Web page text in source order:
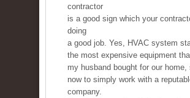
contractor
is a good sign which your
doing
a good job. Yes, HVAC system
the most expensive equipment
my husband bought for our
now to simply work with a
company.